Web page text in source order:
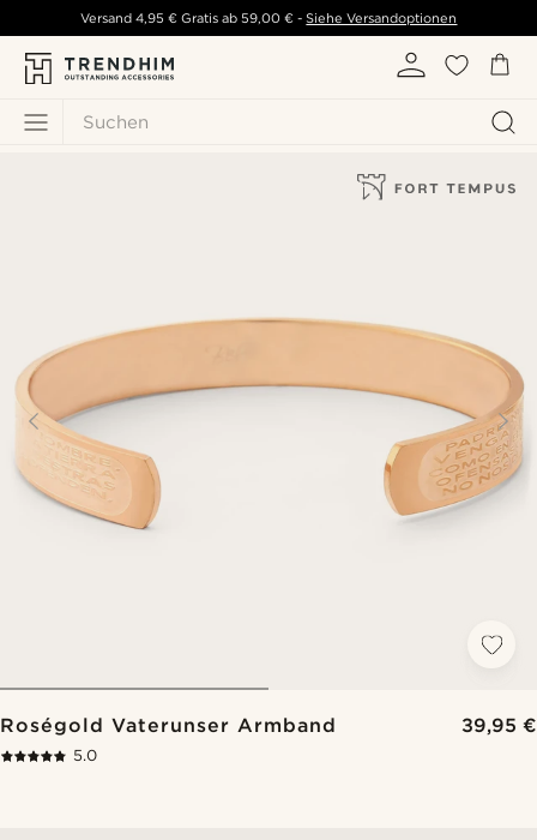
Suchen
Versand 4,95 € Gratis ab 59,00 € - Siehe Versandoptionen
Roségold Vaterunser Armband 39,95 €
5.0